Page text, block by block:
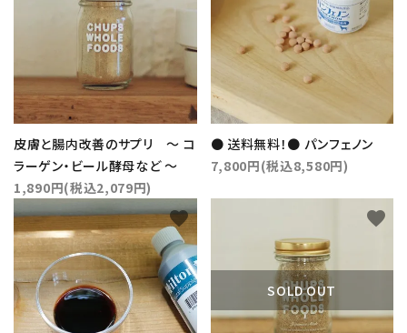
皮膚と腸内改善のサプリ ～ コ
ラーゲン・ビール酵母など ～
1,890円(税込2,079円)
● 送料無料！● パンフェノン
7,800円(税込8,580円)
favorite
SOLD OUT
favorite
キーワード
カテゴリー
close